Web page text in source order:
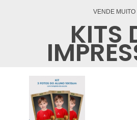
VENDE MUITO
KITS